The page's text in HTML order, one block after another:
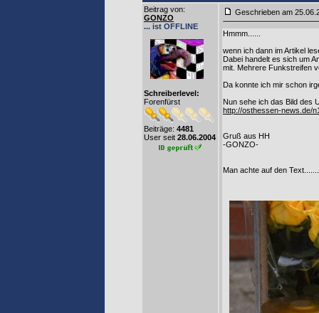
Beitrag von:
GONZO
... ist OFFLINE
Schreiberlevel:
Forenfürst
Beiträge: 4481
User seit 28.06.2004
Geschrieben am
Hmmm......
wenn ich dann im Artikel
Dabei handelt es sich um
mit. Mehrere Funkstreifen
Da konnte ich mir schon
Nun sehe ich das Bild des
http://osthessen-news.de/
Gruß aus HH
-GONZO-
Man achte auf den